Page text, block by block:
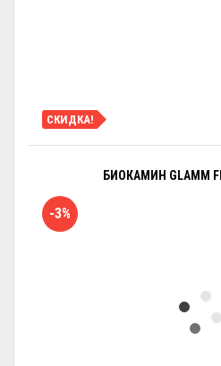
СКИДКА!
БИОКАМИН GLAMM
-3%